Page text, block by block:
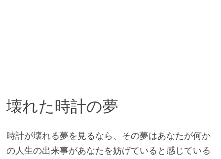
壊れた時計の夢
時計が壊れる夢を見るなら、その夢はあなたが何か
の人生の出来事があなたを妨げていると感じている